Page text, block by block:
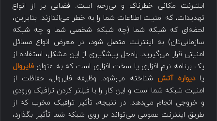
اینترنت مکانی خطرناک و بی‌رحم است. فضایی پر از انواع
تهدیدات، که امنیت اطلاعات شما را به خطر می‌اندازند. بنابراین،
لحظه‌ای که شبکه شما (چه شبکه شخصی شما و چه شبکه
سازمانی‌تان) به اینترنت متصل شود، در معرض انواع مسائل
امنیتی قرار می‌گیرید. راه‌حل پیشگیری از این مشکل، استفاده از
یک برنامه نرم افزاری یا سخت افزاری است که به عنوان فایروال
یادیواره آتش شناخته می‌شود. وظیفه فایروال، حفاظت از
امنیت شبکه شما است و این کار را با فیلتر کردن ترافیک ورودی
و خروجی انجام می‌دهد. در نتیجه، تأثیر ترافیک مخرب که از
طریق اینترنت عمومی می‌تواند بر روی شبکه شما تأثیر بگذارد،